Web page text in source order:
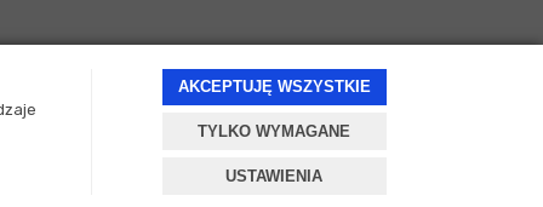
AKCEPTUJĘ WSZYSTKIE
TYLKO WYMAGANE
USTAWIENIA